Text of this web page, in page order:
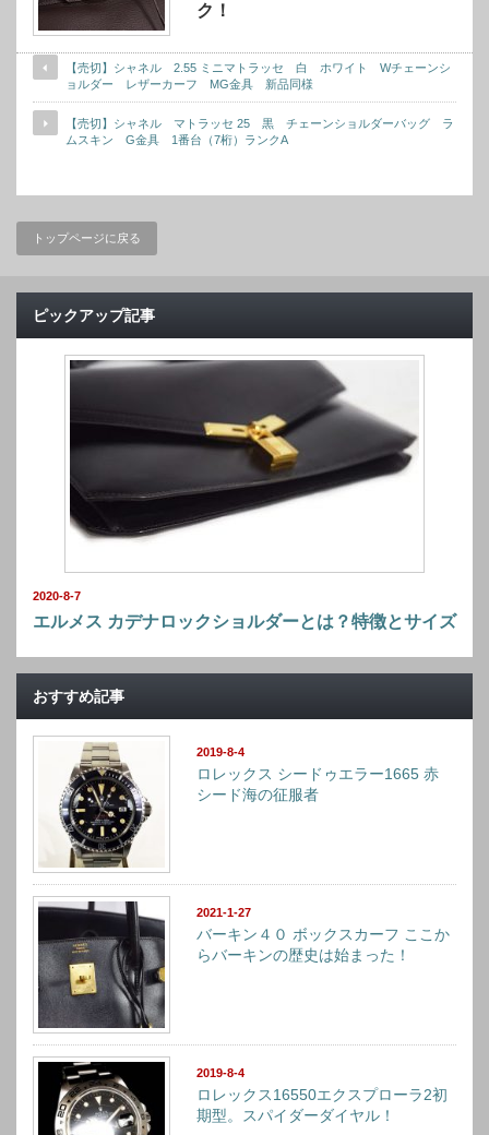
ク！
【売切】シャネル 2.55 ミニマトラッセ 白 ホワイト Wチェーンシ
ョルダー レザーカーフ MG金具 新品同様
【売切】シャネル マトラッセ 25 黒 チェーンショルダーバッグ ラ
ムスキン G金具 1番台（7桁）ランクA
トップページに戻る
ピックアップ記事
2020-8-7
エルメス カデナロックショルダーとは？特徴とサイズ
おすすめ記事
2019-8-4
ロレックス シードゥエラー1665 赤
シード海の征服者
2021-1-27
バーキン４０ ボックスカーフ ここか
らバーキンの歴史は始まった！
2019-8-4
ロレックス16550エクスプローラ2初
期型。スパイダーダイヤル！